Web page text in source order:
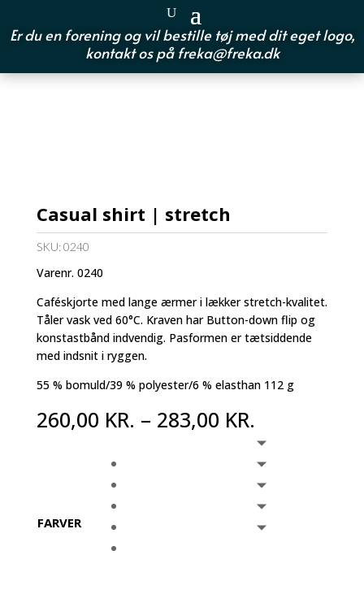
Er du en forening og vil bestille tøj med dit eget logo,
kontakt os på freka@freka.dk
Casual shirt | stretch
SKU:0240
Varenr. 0240
Caféskjorte med lange ærmer i lækker stretch-kvalitet.
Tåler vask ved 60°C. Kraven har Button-down flip og
konstastbånd indvendig. Pasformen er tætsiddende
med indsnit i ryggen.
55 % bomuld/39 % polyester/6 % elasthan 112 g
260,00 KR. – 283,00 KR.
FARVER